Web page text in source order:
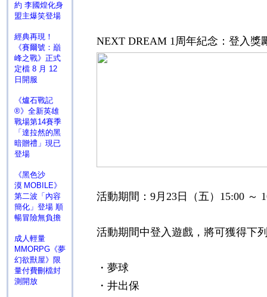
約 李國煌化身
盟主爆笑登場
經典再現！
《賽爾號：巔
峰之戰》正式
定檔 8 月 12
日開服
《爐石戰記
®》全新英雄
戰場第14賽季
「達拉然的黑
暗贈禮」現已
登場
《黑色沙
漠 MOBILE》
第二波「內容
簡化」登場 順
暢冒險無負擔
成人輕量
MMORPG《夢
幻欲獸屋》限
量付費刪檔封
測開放
NEXT DREAM 1周年紀念：登入獎
活動期間： 9月 23 日（五） 15:00 ～
活動期間中登入遊戲，將可獲得下
・夢球
・井出保